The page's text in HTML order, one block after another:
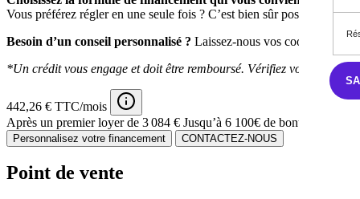
Vous préférez régler en une seule fois ? C’est bien sûr possible.
Besoin d’un conseil personnalisé ? Laissez-nous vos coordonnées
*Un crédit vous engage et doit être remboursé. Vérifiez vos capacités
442,26 € TTC/mois
Après un premier loyer de 3 084 € Jusqu’à 6 100€ de bonus
Personnalisez votre financement CONTACTEZ-NOUS
Point de vente